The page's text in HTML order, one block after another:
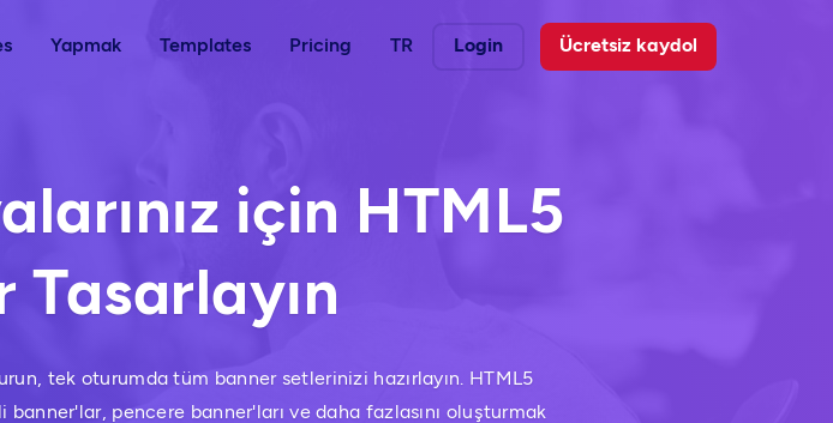
Yapmak Templates Pricing TR Login Ücretsiz kaydol
için HTML5
Tasarlayın
tek oturumda tüm banner setlerinizi hazırlayın. HTML5
pencere banner'ları ve daha fazlasını oluşturmak